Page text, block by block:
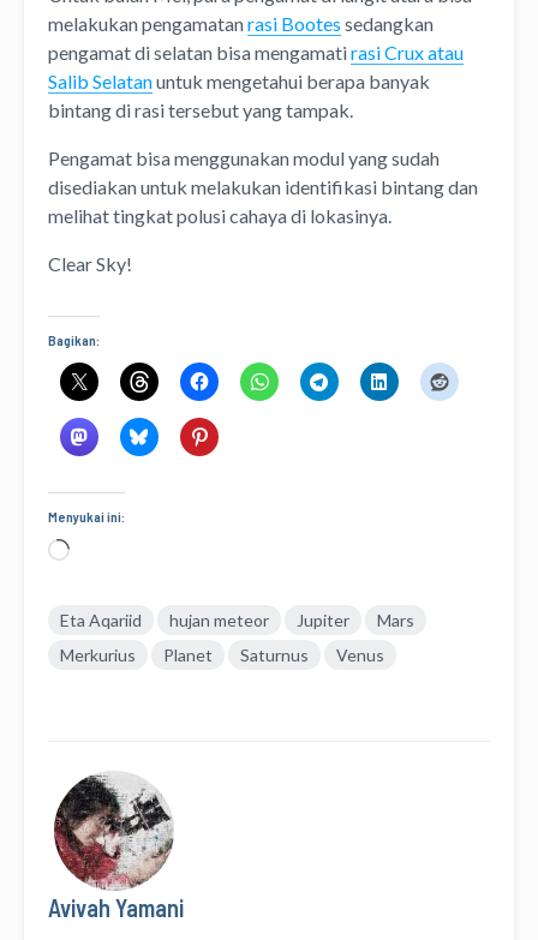
melakukan pengamatanrasi Bootes sedangkan
pengamat di selatan bisa mengamatirasi Crux atau
Salib Selatanuntuk mengetahui berapa banyak
bintang di rasi tersebut yang tampak.
Pengamat bisa menggunakan modul yang sudah
disediakan untuk melakukan identifikasi bintang dan
melihat tingkat polusi cahaya di lokasinya.
Clear Sky!
Bagikan:
Menyukai ini:
Memuat...
Eta Aqariid hujan meteor Jupiter
Mars
Merkurius
Planet Saturnus Venus
Avivah Yamani